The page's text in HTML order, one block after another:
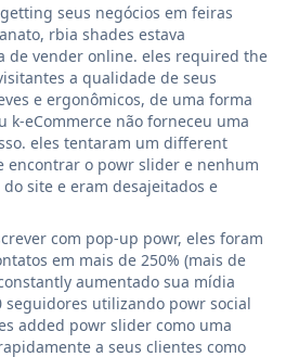
seus negócios em feiras
rbia shades estava
de vender online. eles required the
a qualidade de seus
e ergonômicos, de uma forma
k-eCommerce não forneceu uma
eles tentaram um different
encontrar o powr slider e nenhum
site e eram desajeitados e
com pop-up powr, eles foram
em mais de 250% (mais de
aumentado sua mídia
seguidores utilizando powr social
added powr slider como uma
a seus clientes como